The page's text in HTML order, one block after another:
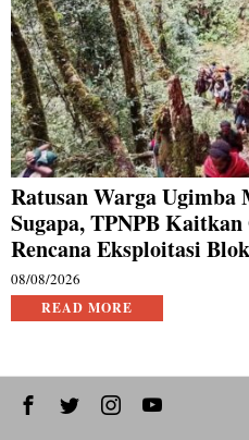
Ratusan Warga Ugimba
Sugapa, TPNPB
Rencana Eksploitasi
08/08/2026
READ MORE